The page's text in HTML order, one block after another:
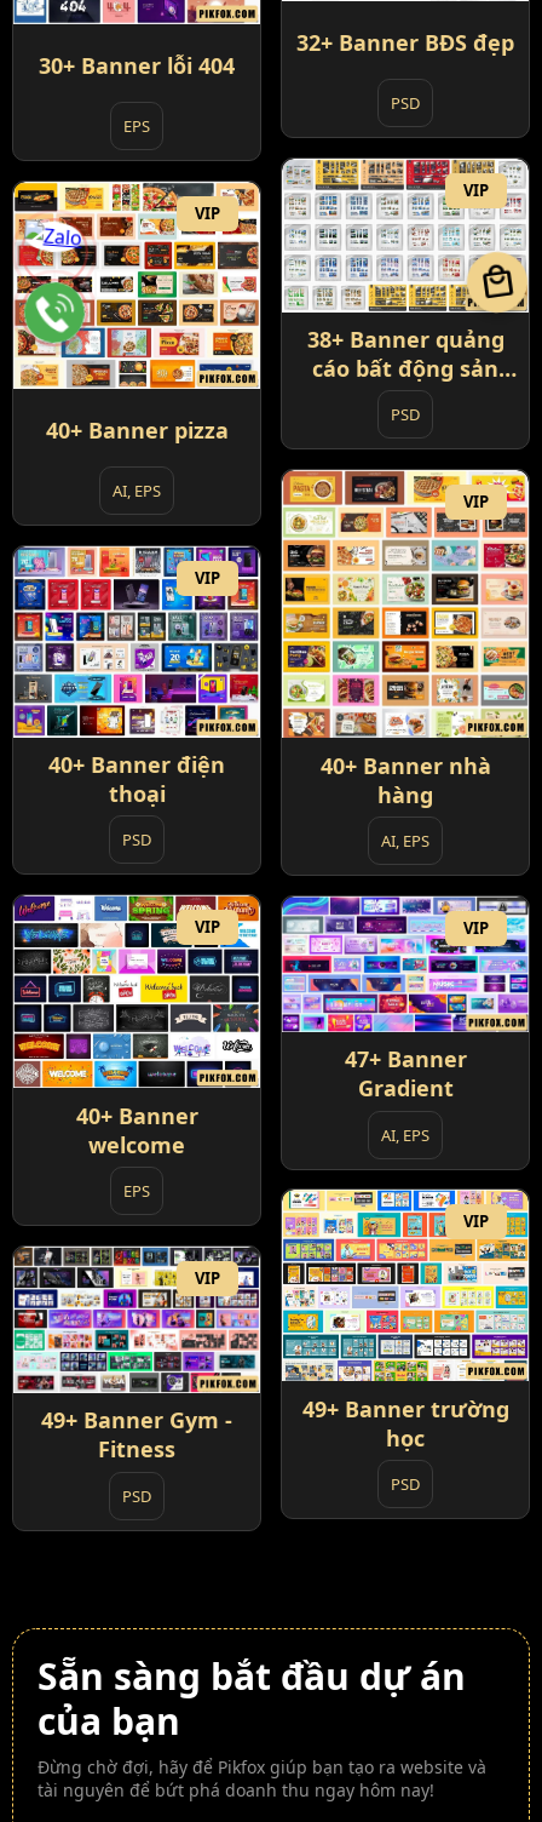
30+ Banner lỗi 404
EPS
32+ Banner BĐS đẹp
PSD
VIP
38+ Banner quảng
cáo bất động sản
(Google Ads)
PSD
VIP
40+ Banner pizza
AI, EPS
VIP
40+ Banner nhà
hàng
AI, EPS
VIP
40+ Banner điện
thoại
PSD
VIP
40+ Banner
welcome
EPS
VIP
47+ Banner
Gradient
AI, EPS
VIP
49+ Banner trường
học
PSD
VIP
49+ Banner Gym -
Fitness
PSD
Sẵn sàng bắt đầu dự án
của bạn
Đừng chờ đợi, hãy để Pikfox giúp bạn tạo ra website và
tài nguyên để bứt phá doanh thu ngay hôm nay!
local_mall